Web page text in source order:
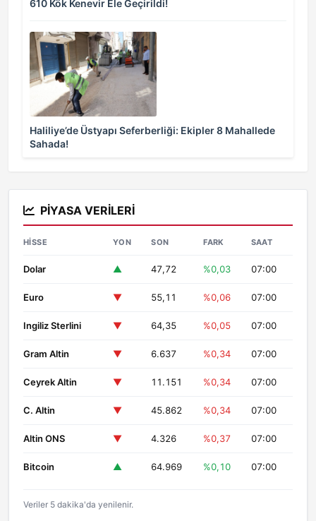
610 Kök Kenevir Ele Geçirildi!
Haliliye’de Üstyapı Seferberliği: Ekipler 8 Mahallede
Sahada!
PIYASA VERILERI
HISSE YON SON FARK SAAT
Dolar ▲ 47,72 %0,03 07:00
Euro ▼ 55,11 %0,06 07:00
Ingiliz Sterlini ▼ 64,35 %0,05 07:00
Gram Altin ▼ 6.637 %0,34 07:00
Ceyrek Altin ▼ 11.151 %0,34 07:00
C. Altin ▼ 45.862 %0,34 07:00
Altin ONS ▼ 4.326 %0,37 07:00
Bitcoin ▲ 64.969 %0,10 07:00
Veriler 5 dakika'da yenilenir.